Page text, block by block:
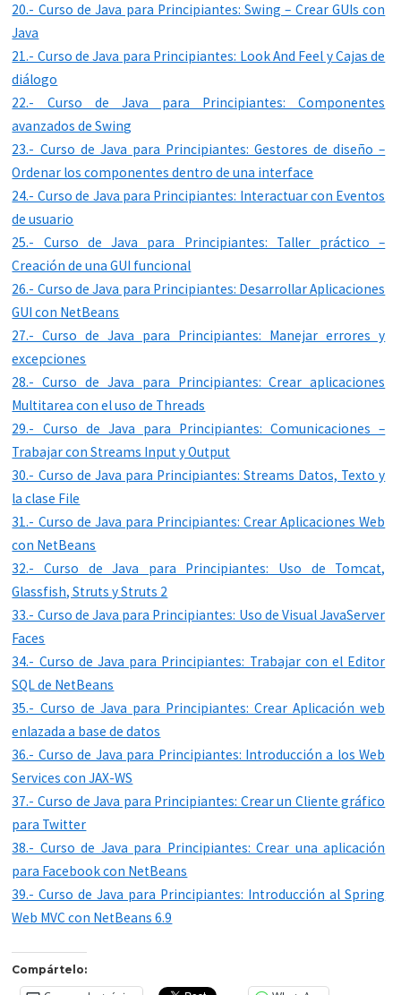
20.- Curso de Java para Principiantes: Swing – Crear GUIs con
Java
21.- Curso de Java para Principiantes: Look And Feel y Cajas de
diálogo
22.- Curso de Java para Principiantes: Componentes
avanzados de Swing
23.- Curso de Java para Principiantes: Gestores de diseño –
Ordenar los componentes dentro de una interface
24.- Curso de Java para Principiantes: Interactuar con Eventos
de usuario
25.- Curso de Java para Principiantes: Taller práctico –
Creación de una GUI funcional
26.- Curso de Java para Principiantes: Desarrollar Aplicaciones
GUI con NetBeans
27.- Curso de Java para Principiantes: Manejar errores y
excepciones
28.- Curso de Java para Principiantes: Crear aplicaciones
Multitarea con el uso de Threads
29.- Curso de Java para Principiantes: Comunicaciones –
Trabajar con Streams Input y Output
30.- Curso de Java para Principiantes: Streams Datos, Texto y
la clase File
31.- Curso de Java para Principiantes: Crear Aplicaciones Web
con NetBeans
32.- Curso de Java para Principiantes: Uso de Tomcat,
Glassfish, Struts y Struts 2
33.- Curso de Java para Principiantes: Uso de Visual JavaServer
Faces
34.- Curso de Java para Principiantes: Trabajar con el Editor
SQL de NetBeans
35.- Curso de Java para Principiantes: Crear Aplicación web
enlazada a base de datos
36.- Curso de Java para Principiantes: Introducción a los Web
Services con JAX-WS
37.- Curso de Java para Principiantes: Crear un Cliente gráfico
para Twitter
38.- Curso de Java para Principiantes: Crear una aplicación
para Facebook con NetBeans
39.- Curso de Java para Principiantes: Introducción al Spring
Web MVC con NetBeans 6.9
Compártelo: